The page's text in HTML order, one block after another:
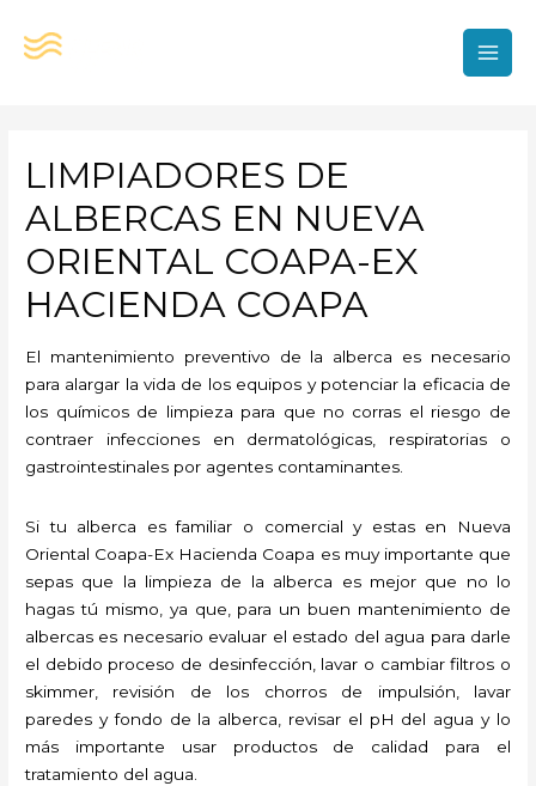
LIMPIADORES DE
ALBERCAS EN NUEVA
ORIENTAL COAPA-EX
HACIENDA COAPA
El mantenimiento preventivo de la alberca es necesario
para alargar la vida de los equipos y potenciar la eficacia de
los químicos de limpieza para que no corras el riesgo de
contraer infecciones en dermatológicas, respiratorias o
gastrointestinales por agentes contaminantes.
Si tu alberca es familiar o comercial y estas en Nueva
Oriental Coapa-Ex Hacienda Coapa es muy importante que
sepas que la limpieza de la alberca es mejor que no lo
hagas tú mismo, ya que, para un buen mantenimiento de
albercas es necesario evaluar el estado del agua para darle
el debido proceso de desinfección, lavar o cambiar filtros o
skimmer, revisión de los chorros de impulsión, lavar
paredes y fondo de la alberca, revisar el pH del agua y lo
más importante usar productos de calidad para el
tratamiento del agua.